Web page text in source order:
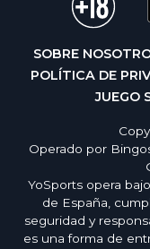
SOBRE
POLÍTICA DE
JUEGO
Operado por
YoSports opera
de España,
seguridad y
es una forma de